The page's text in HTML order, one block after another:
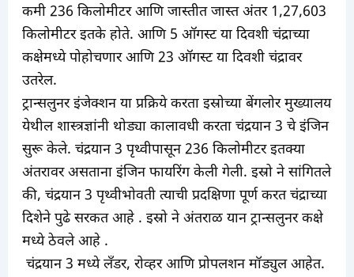
कमी 236 किलोमीटर आणि जास्तीत जास्त अंतर 1,27,603
किलोमीटर इतके होते. आणि 5 ऑगस्ट या दिवशी चंद्राच्या
कक्षेमध्ये पोहोचणार आणि 23 ऑगस्ट या दिवशी चंद्रावर
उतरेल.
ट्रान्सलुनर इंजेक्शन या प्रक्रिये करता इस्रोच्या बेंगलोर मुख्यालय
येथील शास्त्रज्ञांनी थोड्या कालावधी करता चंद्रयान 3 चे इंजिन
सुरू केले. चंद्रयान 3 पृथ्वीपासून 236 किलोमीटर इतक्या
अंतरावर असताना इंजिन फायरिंग केली गेली. इस्रो ने सांगितले
की, चंद्रयान 3 पृथ्वीभोवती त्याची प्रदक्षिणा पूर्ण करत चंद्राच्या
दिशेने पुढे सरकत आहे . इस्रो ने अंतराळ यान ट्रान्सलुनर कक्षे
मध्ये ठेवले आहे .
चंद्रयान 3 मध्ये लँडर, रोव्हर आणि प्रोपलशन मॉड्युल आहेत.